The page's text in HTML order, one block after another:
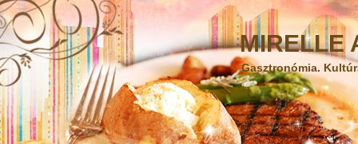
MIRELLE
Gasztronómia.